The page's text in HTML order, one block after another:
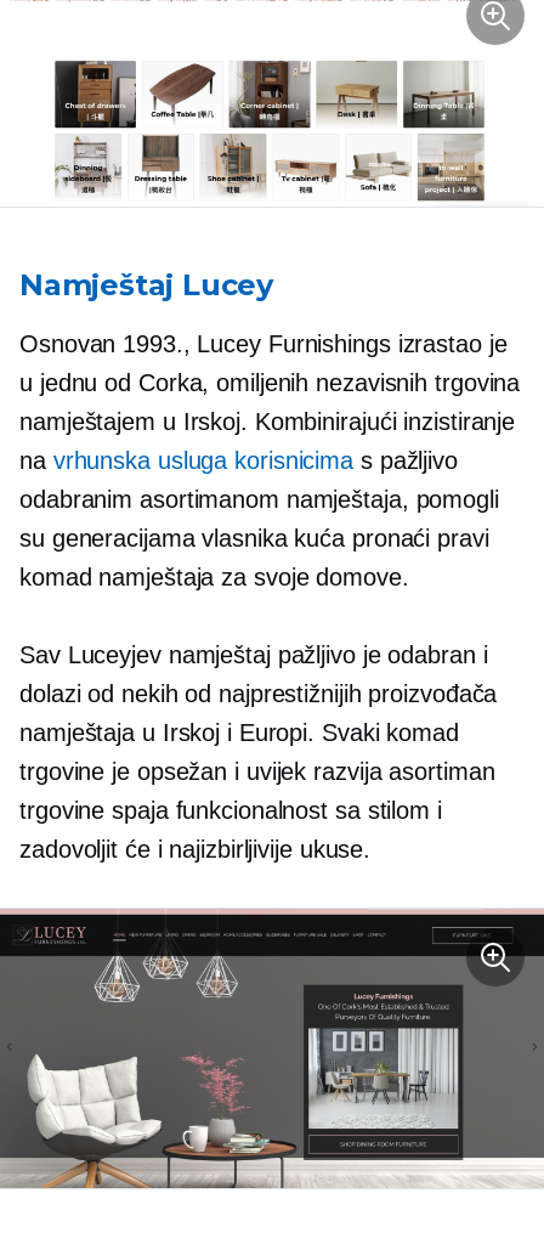
Namještaj Lucey
Osnovan 1993., Lucey Furnishings izrastao je
u jednu od Corka, omiljenih nezavisnih trgovina
namještajem u Irskoj. Kombinirajući inzistiranje
na vrhunska usluga korisnicimas pažljivo
odabranim asortimanom namještaja, pomogli
su generacijama vlasnika kuća pronaći pravi
komad namještaja za svoje domove.
Sav Luceyjev namještaj pažljivo je odabran i
dolazi od nekih od najprestižnijih proizvođača
namještaja u Irskoj i Europi. Svaki komad
trgovine je opsežan i uvijek razvijaasortiman
trgovine spaja funkcionalnost sa stilom i
zadovoljit će i najizbirljivije ukuse.